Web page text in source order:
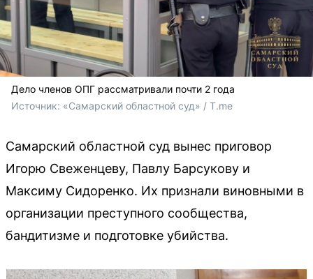
Дело членов ОПГ рассматривали почти 2 года
Источник: «Самарский областной суд» / T.me
Самарский областной суд вынес приговор
Игорю Свеженцеву, Павлу Барсукову и
Максиму Сидоренко. Их признали виновными в
организации преступного сообщества,
бандитизме и подготовке убийства.